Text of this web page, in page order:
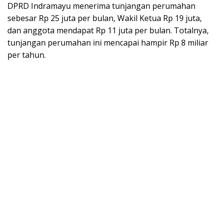
DPRD Indramayu menerima tunjangan perumahan
sebesar Rp 25 juta per bulan, Wakil Ketua Rp 19 juta,
dan anggota mendapat Rp 11 juta per bulan. Totalnya,
tunjangan perumahan ini mencapai hampir Rp 8 miliar
per tahun.